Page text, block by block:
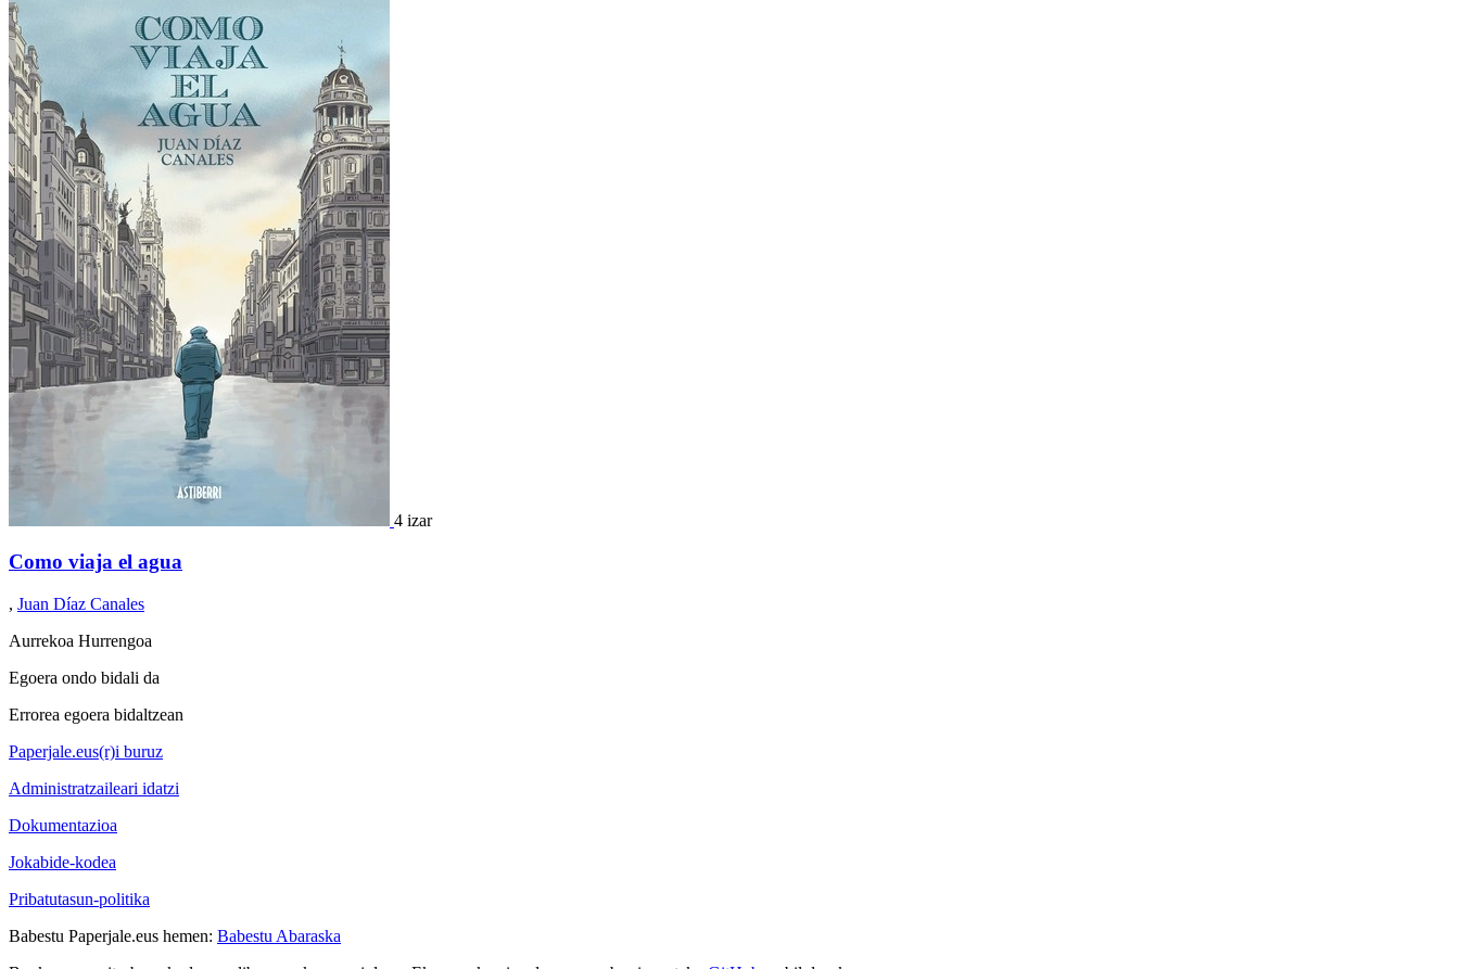
4 izar
Como viaja el agua
, Juan Díaz Canales
Aurrekoa Hurrengoa
Egoera ondo bidali da
Errorea egoera bidaltzean
Paperjale.eus(r)i buruz
Administratzaileari idatzi
Dokumentazioa
Jokabide-kodea
Pribatutasun-politika
Babestu Paperjale.eus hemen: Babestu Abaraska